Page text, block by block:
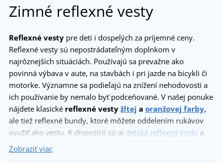
Zimné reflexné vesty
Reflexné vesty pre deti i dospelých za príjemné ceny.
Reflexné vesty sú nepostrádateľným doplnkom v
najrôznejších situáciách. Používajú sa prevažne ako
povinná výbava v aute, na stavbách i pri jazde na bicykli či
motorke. Významne sa podieľajú na znížení nehodovosti a
ich používanie by nemalo byť podceňované. V našej ponuke
nájdete klasické reflexné vesty žltej a oranžovej farby,
ale tiež reflexné bundy, ktoré môžete oddelením rukávov
využiť ako vestu. K dispozícii sú aj detské reflexné vesty a
reflexné kríže.
Zobraziť viac